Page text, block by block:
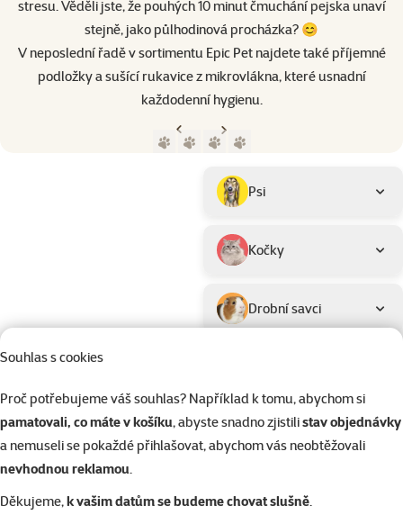
Souhlas s cookies
Proč potřebujeme váš souhlas? Například k tomu, abychom si
pamatovali, co máte v košíku, abyste snadno zjistilistav objednávky
a nemuseli se pokaždé přihlašovat, abychom vás neobtěžovali
nevhodnou reklamou.
Děkujeme,k vašim datům se budeme chovat slušně.
stresu. Věděli jste, že pouhých 10 minut čmuchání pejska unaví
stejně, jako půlhodinová procházka? 😊
V neposlední řadě v sortimentu Epic Pet najdete také příjemné
podložky a sušící rukavice z mikrovlákna, které usnadní
každodenní hygienu.
Předchozí stranaNásledující strana
Podkategorie
Psi
Kočky
Drobní savci
Filtrovat
Hodnocení
Hodnocení 80%
Materiál
Kukuřičné
Seřadit